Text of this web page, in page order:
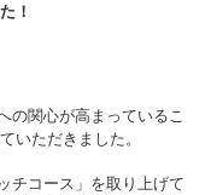
！
の関心が高まっているこ
いただきました。
チコース 」を取り上げて